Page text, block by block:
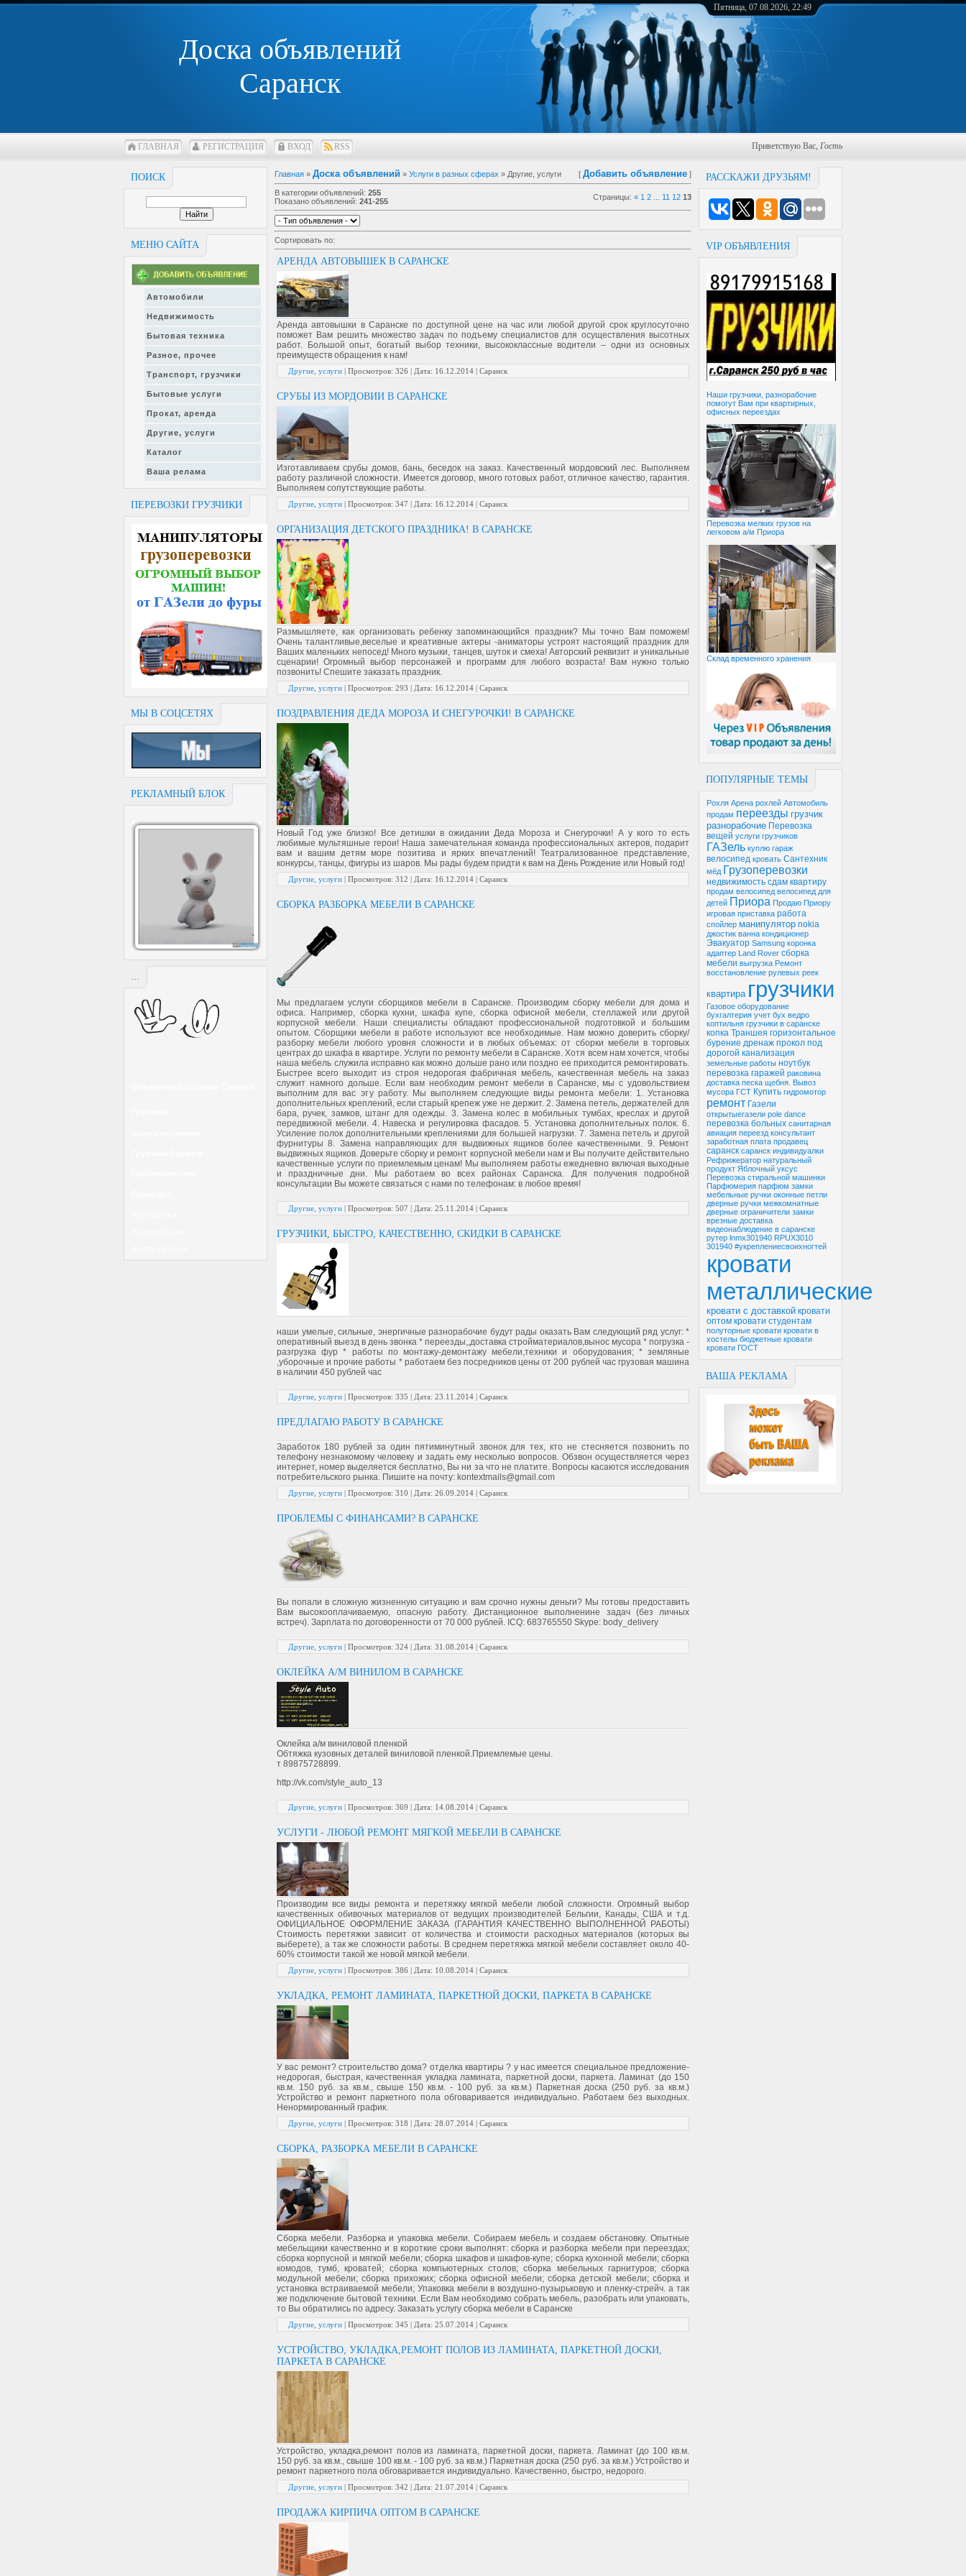
Доска объявлений
Саранск
Пятница, 07.08.2026, 22:49
ГЛАВНАЯ РЕГИСТРАЦИЯ ВХОД RSS Приветствую Вас, Гость
ПОИСК
МЕНЮ САЙТА
Автомобили
Недвижимость
Бытовая техника
Разное, прочее
Транспорт, грузчики
Бытовые услуги
Прокат, аренда
Другие, услуги
Каталог
Ваша релама
ПЕРЕВОЗКИ ГРУЗЧИКИ
МЫ В СОЦСЕТЯХ
РЕКЛАМНЫЙ БЛОК
...
РАССКАЖИ ДРУЗЬЯМ!
VIP ОБЪЯВЛЕНИЯ
Наши грузчики, разнорабочие
помогут Вам при квартирных,
офисных переездах
Перевозка мелких грузов на
легковом а/м Приора
Склад временного хранения
ПОПУЛЯРНЫЕ ТЕМЫ
Рохля Арена рохлей Автомобиль
продам переезды грузчик
разнорабочие Перевозка
вещей услуги грузчиков
ГАЗель куплю гараж
велосипед кровать Сантехник
мёд Грузоперевозки
недвижимость сдам квартиру
продам велосипед велосипед для
детей Приора Продаю Приору
игровая приставка работа
спойлер манипулятор nokia
джостик ванна кондиционер
Эвакуатор Samsung коронка
адаптер Land Rover сборка
мебели выгрузка Ремонт
восстановление рулевых реек
квартира грузчики
Газовое оборудование
бухгалтерия учет бух ведро
коптильня грузчики в саранске
копка Траншея горизонтальное
бурение дренаж прокол под
дорогой канализация
земельные работы ноутбук
перевозка гаражей раковина
доставка песка щебня. Вывоз
мусора ГСТ Купить гидромотор
ремонт Газели
открытыегазели pole dance
перевозка больных санитарная
авиация переезд консультант
заработная плата продавец
саранск саранск индивидуалки
Рефрижератор натуральный
продукт Яблочный уксус
Перевозка стиральной машинки
Парфюмерия парфюм замки
мебельные ручки оконные петли
дверные ручки межкомнатные
дверные ограничители замки
врезные доставка
видеонаблюдение в саранске
рутер lnmx301940 RPUX3010
301940 #укреплениесвоихногтей
кровати
металлические
кровати с доставкой кровати
оптом кровати студентам
полуторные кровати кровати в
хостелы бюджетные кровати
кровати ГОСТ
ВАША РЕКЛАМА
Главная » Доска объявлений » Услуги в разных сферах » Другие, услуги [ Добавить объявление ]
В категории объявлений: 255
Показано объявлений: 241-255 Страницы: « 1 2 11 12 13
Сортировать по:
АРЕНДА АВТОВЫШЕК В САРАНСКЕ
Аренда автовышки в Саранске по доступной цене на час или любой другой срок круглосуточно
поможет Вам решить множество задач по подъему специалистов для осуществления высотных
работ. Большой опыт, богатый выбор техники, высококлассные водители – одни из основных
преимуществ обращения к нам!
Другие, услуги Просмотров: 326 Дата: 16.12.2014 | Саранск
СРУБЫ ИЗ МОРДОВИИ В САРАНСКЕ
Изготавливаем срубы домов, бань, беседок на заказ. Качественный мордовский лес. Выполняем
работу различной сложности. Имеется договор, много готовых работ, отличное качество, гарантия.
Выполняем сопутствующие работы.
Другие, услуги | Просмотров: 347 | Дата: 16.12.2014 | Саранск
ОРГАНИЗАЦИЯ ДЕТСКОГО ПРАЗДНИКА! В САРАНСКЕ
Размышляете, как организовать ребенку запоминающийся праздник? Мы точно Вам поможем!
Очень талантливые,веселые и креативные актеры -аниматоры устроят настоящий праздник для
Ваших маленьких непосед! Много музыки, танцев, шуток и смеха! Авторский реквизит и уникальные
сценарии! Огромный выбор персонажей и программ для любого возраста! Вам нужно только
позвонить! Спешите заказать праздник.
Другие, услуги Просмотров: 293 Дата: 16.12.2014 | Саранск
ПОЗДРАВЛЕНИЯ ДЕДА МОРОЗА И СНЕГУРОЧКИ! В САРАНСКЕ
Новый Год уже близко! Все детишки в ожидании Деда Мороза и Снегурочки! А у кого то есть
любимые мультяшные герои! Наша замечательная команда профессиональных актеров, подарит
вам и вашим детям море позитива и ярких впечатлений! Театрализованное представление,
конкурсы, танцы, фигуры из шаров. Мы рады будем придти к вам на День Рождение или Новый год!
Другие, услуги Просмотров: 312 Дата: 16.12.2014 | Саранск
СБОРКА РАЗБОРКА МЕБЕЛИ В САРАНСКЕ
Мы предлагаем услуги сборщиков мебели в Саранске. Производим сборку мебели для дома и
офиса. Например, сборка кухни, шкафа купе, сборка офисной мебели, стеллажей или другой
корпусной мебели. Наши специалисты обладают профессиональной подготовкой и большим
опытом. Сборщики мебели в работе используют все необходимые. Нам можно доверить сборку/
разборку мебели любого уровня сложности и в любых объемах: от сборки мебели в торговых
центрах до шкафа в квартире. Услуги по ремонту мебели в Саранске. Хотя всем нам хочется, чтобы
наша мебель служила исправно как можно дольше рано или поздно ее приходится ремонтировать.
Быстрее всего выходит из строя недорогая фабричная мебель, качественная мебель на заказ
служит намного дольше. Если вам необходим ремонт мебели в Саранске, мы с удовольствием
выполним для вас эту работу. Мы выполняем следующие виды ремонта мебели: 1. Установка
дополнительных креплений, если старый крепеж уже не держит. 2. Замена петель, держателей для
бара, ручек, замков, штанг для одежды. 3. Замена колес в мобильных тумбах, креслах и другой
передвижной мебели. 4. Навеска и регулировка фасадов. 5. Установка дополнительных полок. 6.
Усиление полок дополнительными креплениями для большей нагрузки. 7. Замена петель и другой
фурнитуры 8. Замена направляющих для выдвижных ящиков более качественными. 9. Ремонт
выдвижных ящиков. Доверьте сборку и ремонт корпусной мебели нам и Вы получите действительно
качественные услуги по приемлемым ценам! Мы выполняем работы ежедневно включая выходные
и праздничные дни. Мы работаем во всех районах Саранска. Для получения подробной
консультации Вы можете связаться с нами по телефонам: в любое время!
Другие, услуги | Просмотров: 507 | Дата: 25.11.2014 | Саранск
ГРУЗЧИКИ, БЫСТРО, КАЧЕСТВЕННО, СКИДКИ В САРАНСКЕ
наши умелые, сильные, энергичные разнорабочие будут рады оказать Вам следующий ряд услуг: *
оперативный выезд в день звонка * переезды,,доставка стройматериалов,вынос мусора * погрузка -
разгрузка фур * работы по монтажу-демонтажу мебели,техники и оборудования; * земляные
,уборочные и прочие работы * работаем без посредников цены от 200 рублей час грузовая машина
в наличии 450 рублей час
Другие, услуги | Просмотров: 335 | Дата: 23.11.2014 | Саранск
ПРЕДЛАГАЮ РАБОТУ В САРАНСКЕ
Заработок 180 рублей за один пятиминутный звонок для тех, кто не стесняется позвонить по
телефону незнакомому человеку и задать ему несколько вопросов. Обзвон осуществляется через
интернет, номер выделяется бесплатно, Вы ни за что не платите. Вопросы касаются исследования
потребительского рынка. Пишите на почту: kontextmails@gmail.com
Другие, услуги | Просмотров: 310 | Дата: 26.09.2014 | Саранск
ПРОБЛЕМЫ С ФИНАНСАМИ? В САРАНСКЕ
Вы попали в сложную жизненную ситуацию и вам срочно нужны деньги? Мы готовы предоставить
Вам высокооплачиваемую, опасную работу. Дистанционное выполненине задач (без личных
встреч). Зарплата по договоренности от 70 000 рублей. ICQ: 683765550 Skype: body_delivery
Другие, услуги | Просмотров: 324 | Дата: 31.08.2014 | Саранск
ОКЛЕЙКА А/М ВИНИЛОМ В САРАНСКЕ
Оклейка а/м виниловой пленкой
Обтяжка кузовных деталей виниловой пленкой.Приемлемые цены.
т 89875728899.
http://vk.com/style_auto_13
Другие, услуги Просмотров: 369 Дата: 14.08.2014 | Саранск
УСЛУГИ - ЛЮБОЙ РЕМОНТ МЯГКОЙ МЕБЕЛИ В САРАНСКЕ
Производим все виды ремонта и перетяжку мягкой мебели любой сложности. Огромный выбор
качественных обивочных материалов от ведущих производителей Бельгии, Канады, США и т.д.
ОФИЦИАЛЬНОЕ ОФОРМЛЕНИЕ ЗАКАЗА (ГАРАНТИЯ КАЧЕСТВЕННО ВЫПОЛНЕННОЙ РАБОТЫ)
Стоимость перетяжки зависит от количества и стоимости расходных материалов (которых вы
выберете), а так же сложности работы. В среднем перетяжка мягкой мебели составляет около 40-
60% стоимости такой же новой мягкой мебели.
Другие, услуги | Просмотров: 386 | Дата: 10.08.2014 | Саранск
УКЛАДКА, РЕМОНТ ЛАМИНАТА, ПАРКЕТНОЙ ДОСКИ, ПАРКЕТА В САРАНСКЕ
У вас ремонт? строительство дома? отделка квартиры ? у нас имеется специальное предложение-
недорогая, быстрая, качественная укладка ламината, паркетной доски, паркета. Ламинат (до 150
кв.м. 150 руб. за кв.м., свыше 150 кв.м. - 100 руб. за кв.м.) Паркетная доска (250 руб. за кв.м.)
Устройство и ремонт паркетного пола обговаривается индивидуально. Работаем без выходных.
Ненормированный график.
Другие, услуги | Просмотров: 318 | Дата: 28.07.2014 | Саранск
СБОРКА, РАЗБОРКА МЕБЕЛИ В САРАНСКЕ
Сборка мебели. Разборка и упаковка мебели. Собираем мебель и создаем обстановку. Опытные
мебельщики качественно и в короткие сроки выполнят: сборка и разборка мебели при переездах;
сборка корпусной и мягкой мебели; сборка шкафов и шкафов-купе; сборка кухонной мебели; сборка
комодов, тумб, кроватей; сборка компьютерных столов; сборка мебельных гарнитуров; сборка
модульной мебели; сборка прихожих; сборка офисной мебели; сборка детской мебели; сборка и
установка встраиваемой мебели; Упаковка мебели в воздушно-пузырьковую и пленку-стрейч. а так
же подключение бытовой техники. Если Вам необходимо собрать мебель, разобрать или упаковать,
то Вы обратились по адресу. Заказать услугу сборка мебели в Саранске
Другие, услуги | Просмотров: 345 | Дата: 25.07.2014 | Саранск
УСТРОЙСТВО, УКЛАДКА,РЕМОНТ ПОЛОВ ИЗ ЛАМИНАТА, ПАРКЕТНОЙ ДОСКИ,
ПАРКЕТА В САРАНСКЕ
Устройство, укладка,ремонт полов из ламината, паркетной доски, паркета. Ламинат (до 100 кв.м.
150 руб. за кв.м., свыше 100 кв.м. - 100 руб. за кв.м.) Паркетная доска (250 руб. за кв.м.) Устройство и
ремонт паркетного пола обговаривается индивидуально. Качественно, быстро, недорого.
Другие, услуги | Просмотров: 342 | Дата: 21.07.2014 | Саранск
ПРОДАЖА КИРПИЧА ОПТОМ В САРАНСКЕ